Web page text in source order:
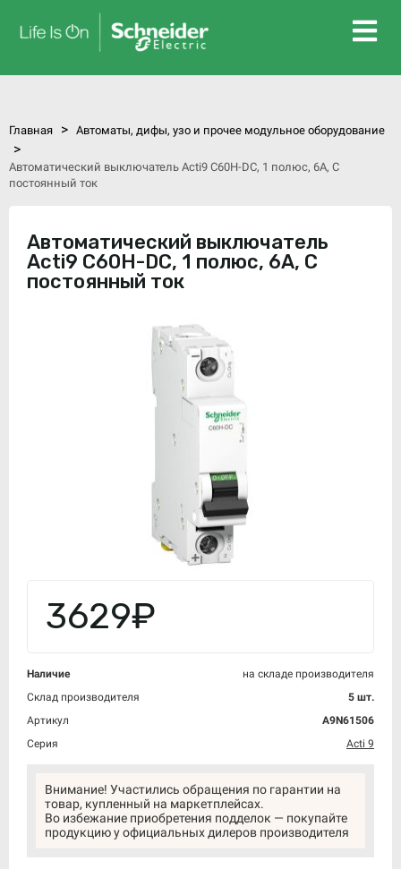
Главная > Автоматы, дифы, узо и прочее модульное оборудование
>
Автоматический выключатель Acti9 C60H-DC, 1 полюс, 6А, C
постоянный ток
Автоматический выключатель
Acti9 C60H-DC, 1 полюс, 6А, C
постоянный ток
3629₽
Наличие
на складе производителя
Склад производителя
5 шт.
Артикул
A9N61506
Серия
Acti 9
Внимание! Участились обращения по гарантии на
товар, купленный на маркетплейсах.
Во избежание приобретения подделок — покупайте
продукцию у официальных дилеров производителя